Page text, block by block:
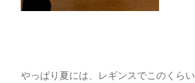
やっぱり夏には、レギンスでこのくら